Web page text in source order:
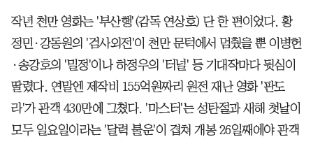
작년 천만 영화는 '부산행'(감독 연상호) 단 한 편이었다. 황
정민·강동원의 '검사외전'이 천만 문턱에서 멈췄을 뿐 이병헌
·송강호의 '밀정'이나 하정우의 '터널' 등 기대작마다 뒷심이
딸렸다. 연말엔 제작비 155억원짜리 원전 재난 영화 '판도
라'가 관객 430만에 그쳤다. '마스터'는 성탄절과 새해 첫날이
모두 일요일이라는 '달력 불운'이 겹쳐 개봉 26일째에야 관객